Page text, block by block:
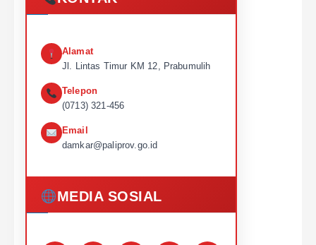
Alamat
Jl. Lintas Timur KM 12, Prabumulih
Telepon
(0713) 321-456
Email
damkar@paliprov.go.id
MEDIA SOSIAL